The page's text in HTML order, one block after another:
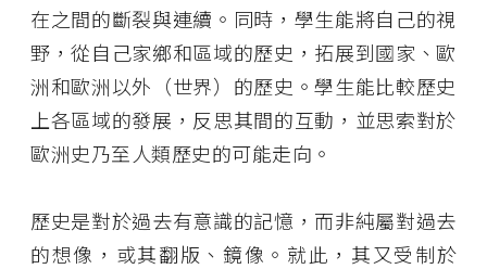
在之間的斷裂與連續。同時，學生能將自己的視
野，從自己家鄉和區域的歷史，拓展到國家、歐
洲和歐洲以外（世界）的歷史。學生能比較歷史
上各區域的發展，反思其間的互動，並思索對於
歐洲史乃至人類歷史的可能走向。
歷史是對於過去有意識的記憶，而非純屬對過去
的想像，或其翻版、鏡像 。就此，其又受制於